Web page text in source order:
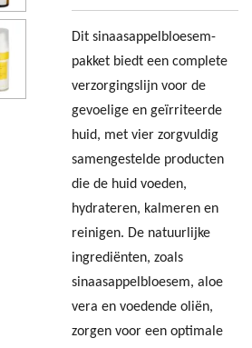
Dit sinaasappelbloesem-
pakket biedt een complete
verzorgingslijn voor de
gevoelige en geïrriteerde
huid, met vier zorgvuldig
samengestelde producten
die de huid voeden,
hydrateren, kalmeren en
reinigen. De natuurlijke
ingrediënten, zoals
sinaasappelbloesem, aloe
vera en voedende oliën,
zorgen voor een optimale